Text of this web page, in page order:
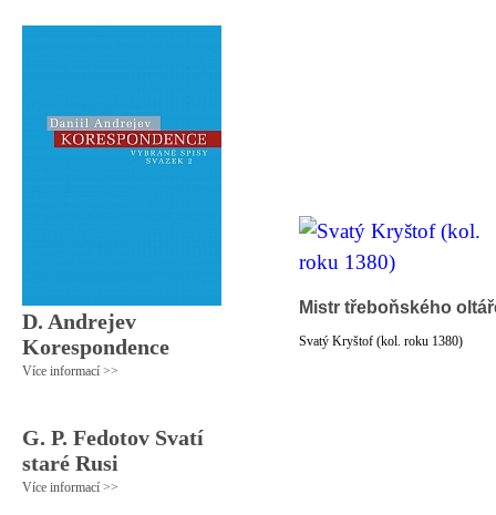
D. Andrejev
Korespondence
Více informací >>
G. P. Fedotov Svatí
staré Rusi
Více informací >>
Mistr třeboňského
Svatý Kryštof (kol. roku 1380)